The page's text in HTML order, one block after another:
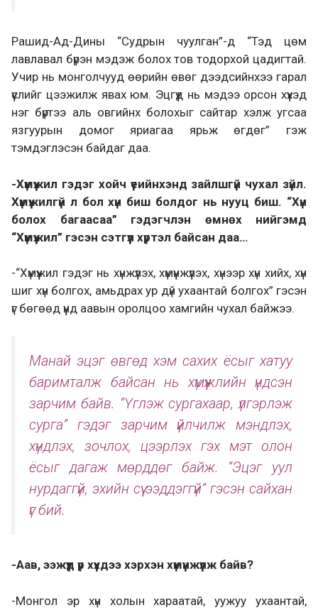
Рашид-Ад-Дины “Судрын чуулган”-д “Тэд цөм
лавлавал бүрэн мэдэж болох тов тодорхой цадигтай.
Учир нь монголчууд өөрийн өвөг дээдсийнхээ гарал
үүслийг цээжилж явах юм. Эцгүүд нь мэдээ орсон хүүхэд
нэг бүртээ аль овгийнх болохыг сайтар хэлж угсаа
язгуурын домог яриагаа ярьж өгдөг” гэж
тэмдэглэсэн байдаг даа.
-Хүмүүжил гэдэг хойч үеийнхэнд зайлшгүй чухал зүйл.
Хүмүүжилгүй л бол хүн биш болдог нь нууц биш. “Хүн
болох багаасаа” гэдэгчлэн өмнөх нийгэмд
“Хүмүүжил” гэсэн сэтгүүл хүртэл байсан даа…
-“Хүмүүжил гэдэг нь хүнжүүлэх, хүмүүнжүүлэх, хүнээр хүн хийх, хүн
шиг хүн болгох, амьдрах ур дүй ухаантай болгох” гэсэн
үг бөгөөд үүнд аавын оролцоо хамгийн чухал байжээ.
Манай эцэг өвгөд хэм сахих ёсыг хатуу
баримталж байсан нь хүмүүжлийн үндсэн
зарчим байв. “Үглэж сургахаар, үлгэрлэж
сурга” гэдэг зарчим үйлчилж мэндлэх,
хүндлэх, зочлох, цээрлэх гэх мэт олон
ёсыг дагаж мөрддөг байж. “Эцэг уул
нурдаггүй, эхийн сүү ээддэггүй” гэсэн сайхан
үг бий.
-Аав, ээжүүд үр хүүхдээ хэрхэн хүмүүнжүүлж байв?
-Монгол эр хүн холын хараатай, уужуу ухаантай,